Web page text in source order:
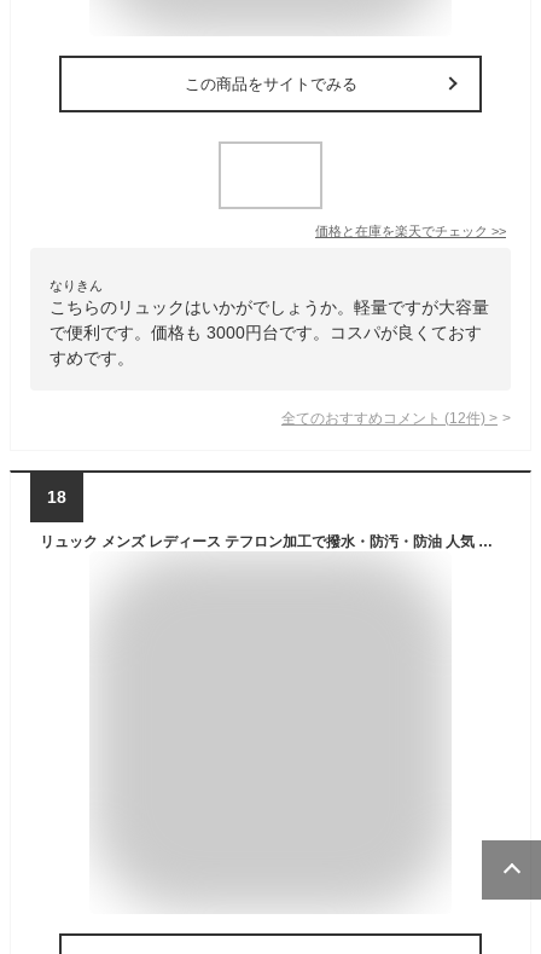
この商品をサイトでみる
価格と在庫を楽天でチェック >>
なりきん
こちらのリュックはいかがでしょうか。軽量ですが大容量
で便利です。価格も 3000円台です。コスパが良くておす
すめです。
全てのおすすめコメント (12件) >
18
リュック メンズ レディース テフロン加工で撥水・防汚・防油 人気 リュックサック 通勤 通学 旅行 キャンプ 防災 アウトドア 旅行バッグ 35L 大容量リュック 登山リュック アウトドア用品 キャンプ用品 バックパック 人気 学生 ランキング【ラドウェザー LAD WEATHER】